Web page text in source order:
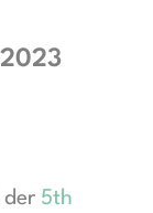
der 5th